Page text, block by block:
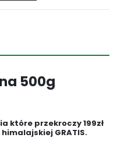
500g
które przekroczy 199zł
GRATIS.